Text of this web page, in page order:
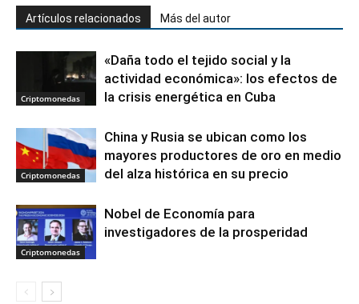
Artículos relacionados Más del autor
Criptomonedas
«Daña todo el tejido social y la
actividad económica»: los efectos de
la crisis energética en Cuba
Criptomonedas
China y Rusia se ubican como los
mayores productores de oro en medio
del alza histórica en su precio
Criptomonedas
Nobel de Economía para
investigadores de la prosperidad